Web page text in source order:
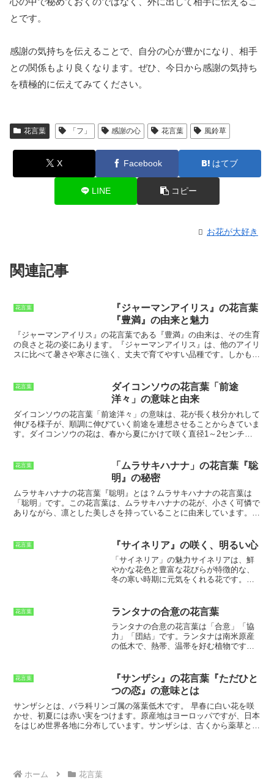
とです。
感謝の気持ちを伝えることで、自分の心が豊かになり、相手
との関係もより良くなります。ぜひ、今日から感謝の気持ち
を積極的に伝えてみてください。
花言葉 「フ」 感謝の心 花言葉 風鈴草
X Facebook はてブ
LINE コピー
お花が大好き
関連記事
花言葉
『ジャーマンアイリス』の花言葉
『豊満』の由来と魅力
『ジャーマンアイリス』の花言葉である『豊満』の由来は、その生育
の良さと花の姿にあります。『ジャーマンアイリス』は、他のアイリ
スに比べて暑さや寒さに強く、丈夫で育てやすい品種です。しかも、
リス』は、春から夏にかけて、さまざまな色の花を咲かせます。花の
色は、青、紫、黄、白など、多種多様です。また、花びらに斑が入っ
ていたり、縁が波打っていたりする品種もあります。花の姿は、大き
く華やかで、とても見応えがあります。
花言葉
ダイコンソウの花言葉「前途
洋々」の意味と由来
ダイコンソウの花言葉「前途洋々」の意味は、花が長く枝分かれして
伸びる様子が、順調に伸びていく前途を連想させることからきていま
す。 ダイコンソウの花は、春から夏にかけて咲く直径1～2センチの
イコンソウは、山野や林縁、路傍など日当たりの良い場所に生息する
多年草です。日本全土に分布しており、北海道から九州まで見ること
ができます。ダイコンソウは、民間薬としても利用されており、根を
乾燥させたものは利尿剤や解熱剤として用いられています。
花言葉
「ムラサキハナナ」の花言葉『聡
明』の秘密
ムラサキハナナの花言葉『聡明』とは？ ムラサキハナナの花言葉は
「聡明」です。この花言葉は、ムラサキハナナの花が、小さく可憐で
ありながら、凛とした美しさを持っていることに由来しています。ム
了し、多くの人々に愛される花となっています。また、ムラサキハナ
ナは、丈夫で育てやすい花としても知られています。花壇や鉢植えな
ど、さまざまな場所で栽培することができます。ムラサキハナナは、
その美しさだけでなく、花言葉の「聡明」のように、知性や学問を表
す花としても知られています。そのため、受験生や学生など、学業成
花言葉 『サイネリア』の咲く、明るい心
「サイネリア」の魅力サイネリアは、鮮
やかな花色と豊富な花びらが特徴的な、
冬の寒い時期に元気をくれる花です。花
す。色のレパートリーが広く、鮮やかな
赤色、ピンク色、白色、青色など、豊富
な色相とグラデーションがあります。花
びらの縁に丸みがあり、柔らかい印象を
与えます。サイネリアは、育てやすく、
楽しむことができます。また、病害虫に
強く、初心者でも育てやすい花です。サ
イネリアは、花壇やプランターの他、切
り花としても楽しむことができます。花
束やアレンジメントに入れても華やか
で、長く楽しんでもらえるでしょう。サ
花言葉 ランタナの合意の花言葉
ランタナの合意の花言葉は「合意 」「協
力 」「 団結 」です。ランタナは南米原産
の低木で、熱帯、温帯を好む植物です。
ランタナは耐暑性、耐寒性に優れてお
り、育てやすい植物です。また、花が長
期間咲き続けるため、観賞用としても人
気があります。ランタナの名前は、ギリ
シャ語の「lanthan」に由来します。
「 lanthan 」とは「隠す
」という意味で、
花言葉
『サンザシ』の花言葉『ただひと
つの恋』の意味とは
サンザシとは、バラ科リンゴ属の落葉低木です。
早春に白い花を咲
かせ、初夏には赤い実をつけます。原産地はヨーロッパですが、日本
をはじめ世界各地に分布しています。サンザシは、古くから薬草とし
日本各地で見られますが、特に東北地方に多く分布しています。
ホーム 花言葉